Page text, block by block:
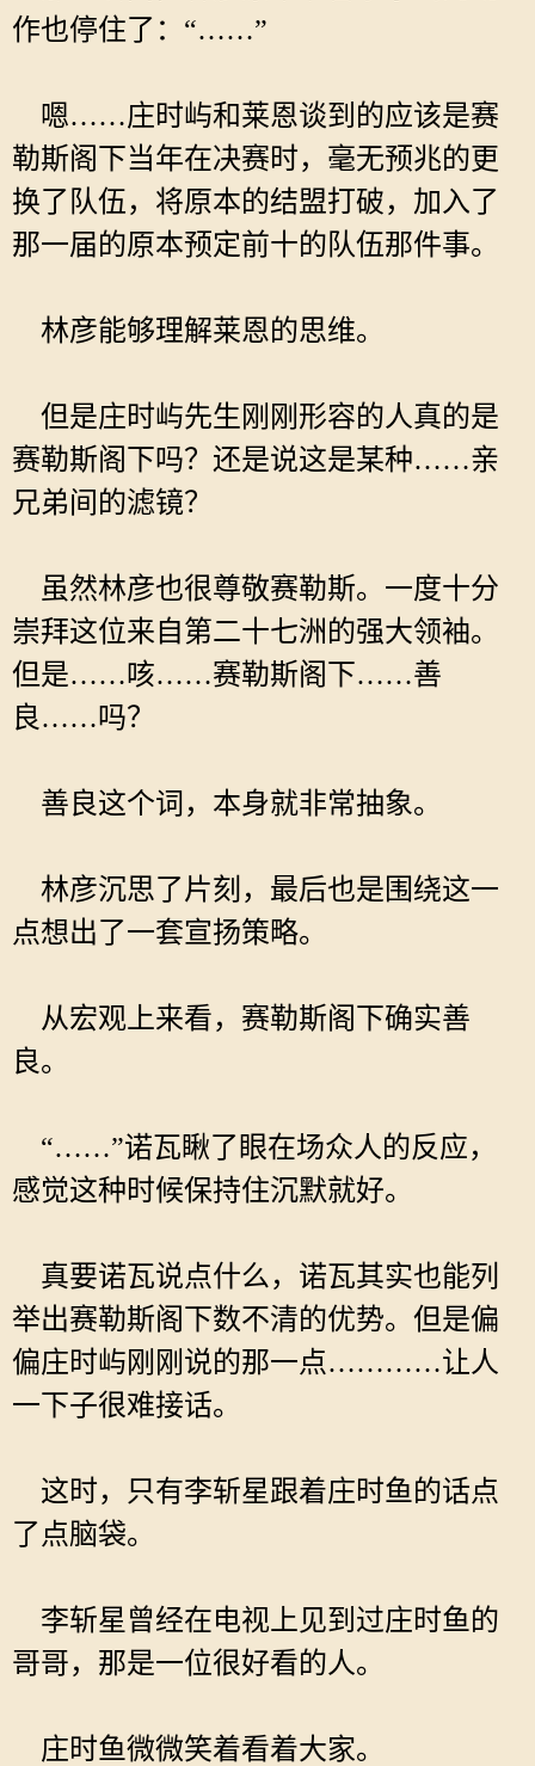
作也停住了：“……”
嗯……庄时屿和莱恩谈到的应该是赛
勒斯阁下当年在决赛时，毫无预兆的更
换了队伍，将原本的结盟打破，加入了
那一届的原本预定前十的队伍那件事。
林彦能够理解莱恩的思维。
但是庄时屿先生刚刚形容的人真的是
赛勒斯阁下吗？还是说这是某种……亲
兄弟间的滤镜？
虽然林彦也很尊敬赛勒斯。一度十分
崇拜这位来自第二十七洲的强大领袖。
但是……咳……赛勒斯阁下……善
良……吗？
善良这个词，本身就非常抽象。
林彦沉思了片刻，最后也是围绕这一
点想出了一套宣扬策略。
从宏观上来看，赛勒斯阁下确实善
良。
“……”诺瓦瞅了眼在场众人的反应，
感觉这种时候保持住沉默就好。
真要诺瓦说点什么，诺瓦其实也能列
举出赛勒斯阁下数不清的优势。但是偏
偏庄时屿刚刚说的那一点…………让人
一下子很难接话。
这时，只有李斩星跟着庄时鱼的话点
了点脑袋。
李斩星曾经在电视上见到过庄时鱼的
哥哥，那是一位很好看的人。
庄时鱼微微笑着看着大家。